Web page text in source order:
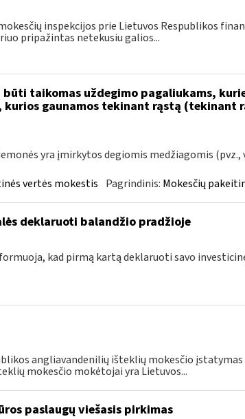
inspekcijos prie Lietuvos Respublikos
pripažintas netekusiu galios...
taikomas uždegimo pagaliukams,
kurios gaunamos tekinant rąstą (tekinant
yra įmirkytos degiomis medžiagomis (pvz.,
vertės mokestis Pagrindinis: Mokesčių
deklaruoti balandžio pradžioje
kad pirmą kartą deklaruoti savo
angliavandenilių išteklių mokesčio
mokesčio mokėtojai yra Lietuvos...
paslaugų viešasis pirkimas